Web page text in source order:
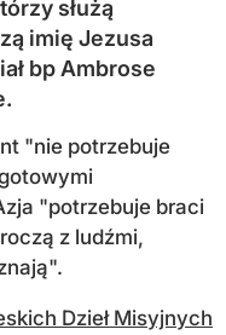
służą
imię Jezusa
bp Ambrose
"nie potrzebuje
"potrzebuje braci
z ludźmi,
Dzieł Misyjnych